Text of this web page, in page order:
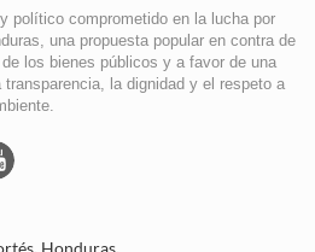
político comprometido en la lucha por
una propuesta popular en contra de
los bienes públicos y a favor de una
la dignidad y el respeto a
Honduras.